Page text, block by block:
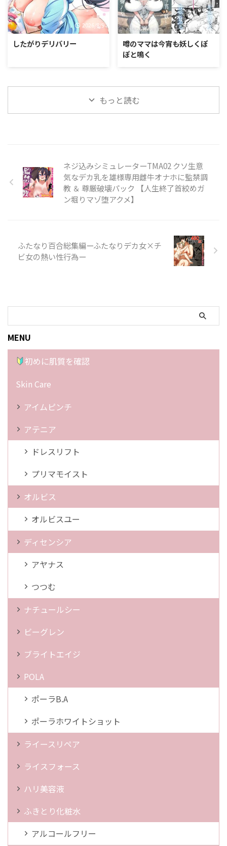
2026/8/9
したがりデリバリー
2026/8/9
噂のママは今宵も妖しくぽ
ぽと鳴く
もっと読む
ネジ込みシミュレーターTMA02 クソ生意
気なデカ乳を雄様専用雌牛オナホに監禁調
教 ＆ 尊厳破壊パック 【人生終了首絞めガ
ン堀りマゾ堕アクメ】
ふたなり百合総集編ーふたなりデカ女×チ
ビ女の熱い性行為ー
MENU
初めに肌質を確認
Skin Care
アイムピンチ
アテニア
ドレスリフト
プリマモイスト
オルビス
オルビスユー
ディセンシア
アヤナス
つつむ
ナチュールシー
ビーグレン
ブライトエイジ
POLA
ポーラB.A
ポーラホワイトショット
ライースリペア
ライスフォース
ハリ美容液
ふきとり化粧水
アルコールフリー